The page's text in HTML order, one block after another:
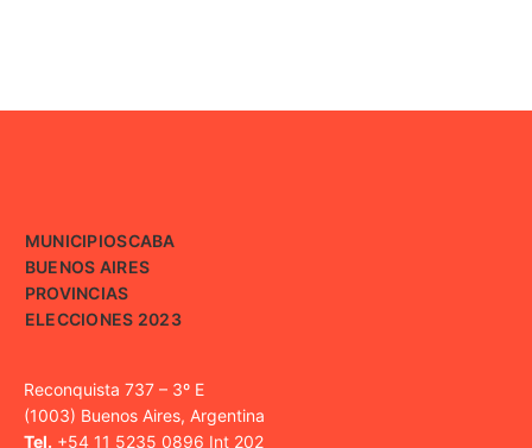
MUNICIPIOSCABA
BUENOS AIRES
PROVINCIAS
ELECCIONES 2023
Reconquista 737 – 3º E
(1003) Buenos Aires, Argentina
Tel. +54 11 5235 0896 Int 202